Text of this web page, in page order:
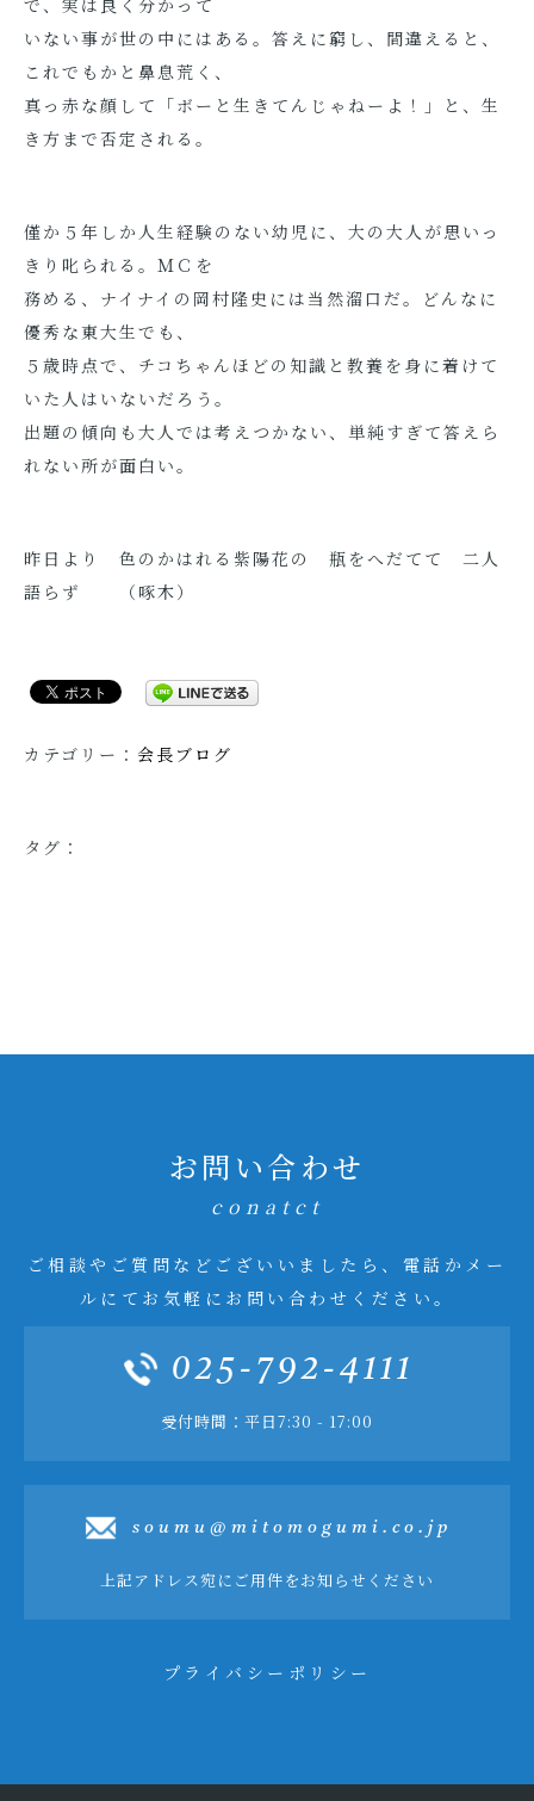
で、実は良く分かって
いない事が世の中にはある。答えに窮し、間違えると、
これでもかと鼻息荒く、
真っ赤な顔して「ボーと生きてんじゃねーよ！」と、生
き方まで否定される。
僅か５年しか人生経験のない幼児に、大の大人が思いっ
きり叱られる。ＭＣを
務める、ナイナイの岡村隆史には当然溜口だ。どんなに
優秀な東大生でも、
５歳時点で、チコちゃんほどの知識と教養を身に着けて
いた人はいないだろう。
出題の傾向も大人では考えつかない、単純すぎて答えら
れない所が面白い。
昨日より 色のかはれる紫陽花の 瓶をへだてて 二人
語らず （啄木）
カテゴリー： 会長ブログ
タグ：
お問い合わせ
conatct
ご相談やご質問などございいましたら、電話かメー
ルにてお気軽にお問い合わせください。
025-792-4111
受付時間：平日7:30 - 17:00
soumu@mitomogumi.co.jp
上記アドレス宛にご用件をお知らせください
プライバシーポリシー